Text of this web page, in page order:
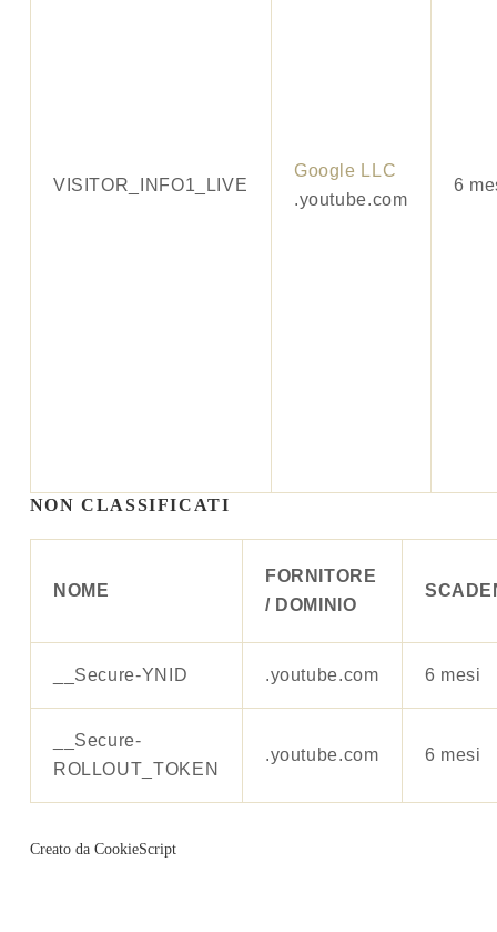
VISITOR_INFO1_LIVE
Google LLC
.youtube.com
6
NON CLASSIFICATI
NOME
FORNITORE
/ DOMINIO
__Secure-YNID .youtube.com 6 mesi
__Secure-
ROLLOUT_TOKEN
.youtube.com 6 mesi
Creato da CookieScript